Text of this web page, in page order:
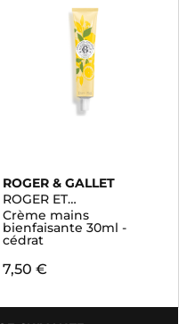
ROGER & GALLET
ROGER ET
GALLET/COLLECTIONS
HISTORIQUES
Crème mains
bienfaisante 30ml -
cédrat
7,50 €